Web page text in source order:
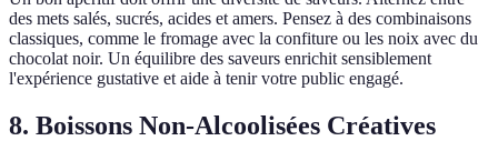
des mets salés, sucrés, acides et amers. Pensez à des combinaisons
classiques, comme le fromage avec la confiture ou les noix avec du
chocolat noir. Un équilibre des saveurs enrichit sensiblement
l'expérience gustative et aide à tenir votre public engagé.
8. Boissons Non-Alcoolisées Créatives